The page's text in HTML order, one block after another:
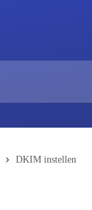
DKIM instellen